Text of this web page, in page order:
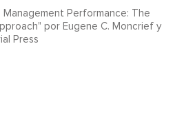
Performance: The
por Eugene C. Moncrief y
Press